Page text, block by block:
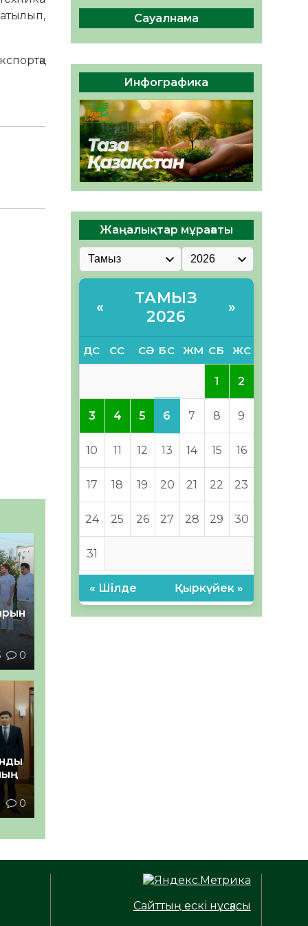
0
0
04.08.2026 50 0
Құрылтай: Қызылордада
1344 комиссия мүшесінің
04.08.2026
41 0
ҚҰРЫЛТАЙ САЙЛАУЫ – ЕЛ
БІРЛІГІ МЕН АЗАМАТТЫҚ
ЖАУАПКЕРШІЛІКТІҢ
КӨРІНІСІ
04.08.2026 53 0
Сауалнама
Инфографика
Жаңалықтар мұрағаты
«
ТАМЫЗ
2026
»
ДС СС СӘ БС ЖМ СБ ЖС
1 2
3 4 5 6 7 8 9
10 11 12 13 14 15 16
17 18 19 20 21 22 23
24 25 26 27 28 29 30
31
« Шілде Қыркүйек »
Сайттың ескі нұсқасы